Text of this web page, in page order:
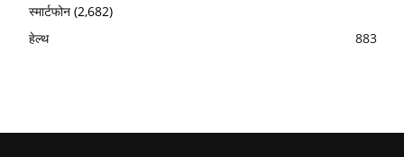
स्मार्टफोन (2,682)
हेल्थ
883